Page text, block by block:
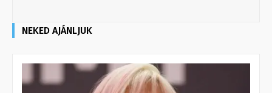
NEKED AJÁNLJUK